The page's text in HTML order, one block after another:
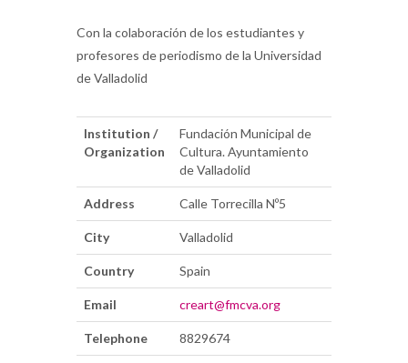
Con la colaboración de los estudiantes y
profesores de periodismo de la Universidad
de Valladolid
Institution /
Organization
Fundación Municipal de
Cultura. Ayuntamiento
de Valladolid
Address Calle Torrecilla Nº5
City Valladolid
Country Spain
Email creart@fmcva.org
Telephone 8829674